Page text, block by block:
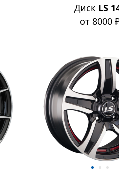
Диск LS
от 8000 ₽